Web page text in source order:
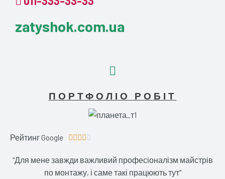
zatyshok.com.ua
ПОРТФОЛІО РОБІТ
Рейтинг Google 
1
/
"Для мене завжди важливий професіоналізм майстрів
по монтажу, і саме такі працюють тут"